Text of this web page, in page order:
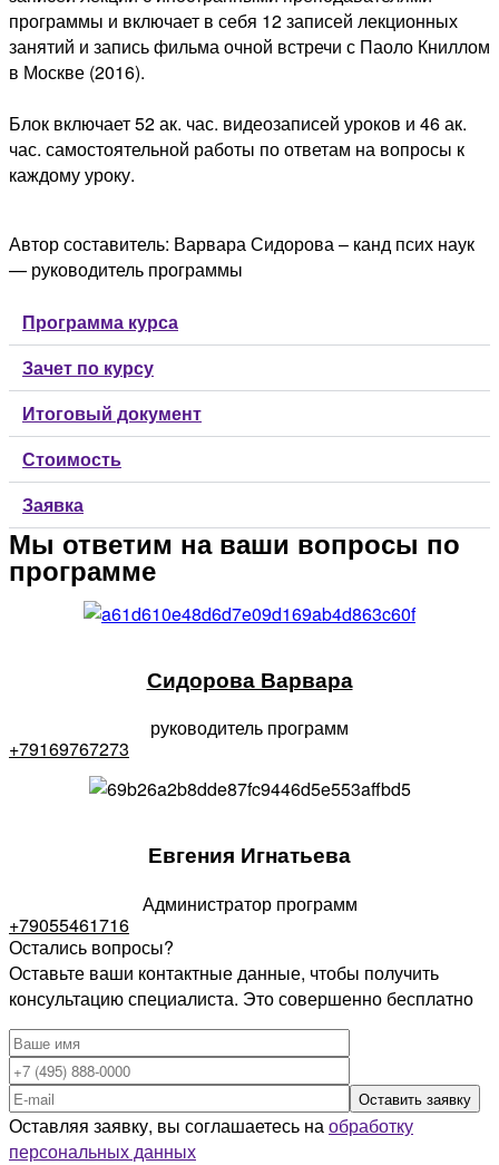
программы и включает в себя 12 записей лекционных
занятий и запись фильма очной встречи с Паоло Книллом
в Москве (2016).
Блок включает 52 ак. час. видеозаписей уроков и 46 ак.
час. самостоятельной работы по ответам на вопросы к
каждому уроку.
Автор составитель: Варвара Сидорова – канд псих наук
— руководитель программы
Программа курса
Зачет по курсу
Итоговый документ
Стоимость
Заявка
Мы ответим на ваши вопросы по
программе
Сидорова Варвара
руководитель программ
+79169767273
Евгения Игнатьева
Администратор программ
+79055461716
Остались вопросы?
Оставьте ваши контактные данные, чтобы получить
консультацию специалиста. Это совершенно бесплатно
Оставляя заявку, вы соглашаетесь наобработку
персональных данных